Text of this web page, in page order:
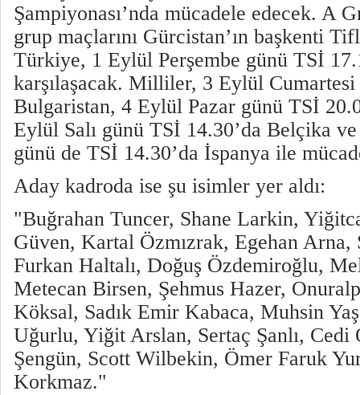
Şampiyonası’nda mücadele edecek. A
grup maçlarını Gürcistan’ın başkenti
Türkiye, 1 Eylül Perşembe günü TSİ
karşılaşacak. Milliler, 3 Eylül Cumartesi
Bulgaristan, 4 Eylül Pazar günü TSİ
Eylül Salı günü TSİ 14.30’da Belçika
günü de TSİ 14.30’da İspanya ile
Aday kadroda ise şu isimler yer aldı:
"Buğrahan Tuncer, Shane Larkin,
Güven, Kartal Özmızrak, Egehan
Furkan Haltalı, Doğuş Özdemiroğlu,
Metecan Birsen, Şehmus Hazer,
Köksal, Sadık Emir Kabaca, Muhsin
Uğurlu, Yiğit Arslan, Sertaç Şanlı, Cedi
Şengün, Scott Wilbekin, Ömer Faruk
Korkmaz."